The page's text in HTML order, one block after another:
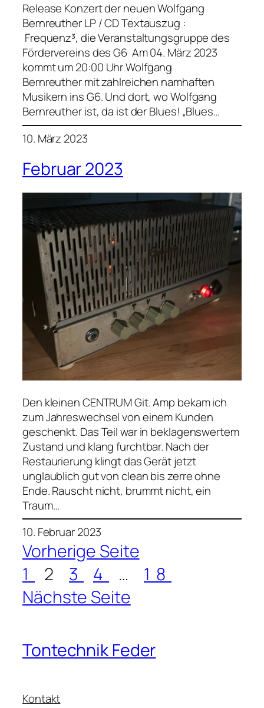
Release Konzert der neuen Wolfgang
Bernreuther LP / CD Textauszug :
Frequenz³, die Veranstaltungsgruppe des
Fördervereins des G6 Am 04. März 2023
kommt um 20:00 Uhr Wolfgang
Bernreuther mit zahlreichen namhaften
Musikern ins G6. Und dort, wo Wolfgang
Bernreuther ist, da ist der Blues! „Blues…
10. März 2023
Februar 2023
Den kleinen CENTRUM Git. Amp bekam ich
zum Jahreswechsel von einem Kunden
geschenkt. Das Teil war in beklagenswertem
Zustand und klang furchtbar. Nach der
Restaurierung klingt das Gerät jetzt
unglaublich gut von clean bis zerre ohne
Ende. Rauscht nicht, brummt nicht, ein
Traum…
10. Februar 2023
Vorherige Seite
1
2 3 4 …
18
Nächste Seite
Tontechnik Feder
Kontakt